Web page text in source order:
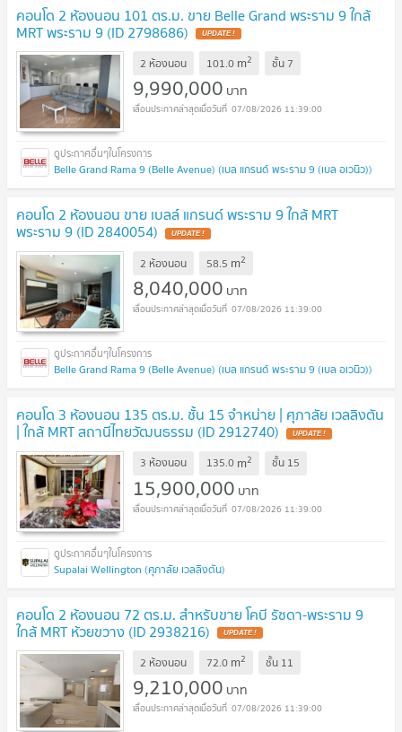
คอนโด 2 ห้องนอน 101 ตร.ม. ขาย Belle Grand พระราม 9 ใกล้
MRT พระราม 9 (ID 2798686) UPDATE !
2 ห้องนอน 101.0 m2 ชั้น 7
9,990,000 บาท
07/08/2026 11:39:00
Belle Grand Rama 9 (Belle Avenue) (เบล แกรนด์ พระราม 9 (เบล อเวนิว))
คอนโด 2 ห้องนอน ขาย เบลล์ แกรนด์ พระราม 9 ใกล้ MRT
พระราม 9 (ID 2840054) UPDATE !
2 ห้องนอน 58.5 m2
8,040,000 บาท
07/08/2026 11:39:00
Belle Grand Rama 9 (Belle Avenue) (เบล แกรนด์ พระราม 9 (เบล อเวนิว))
คอนโด 3 ห้องนอน 135 ตร.ม. ชั้น 15 จำหน่าย | ศุภาลัย เวลลิงตัน
| ใกล้ MRT สถานีไทยวัฒนธรรม (ID 2912740) UPDATE !
3 ห้องนอน 135.0 m2 ชั้น 15
15,900,000 บาท
07/08/2026 11:39:00
Supalai Wellington (ศุภาลัย เวลลิงตัน)
คอนโด 2 ห้องนอน 72 ตร.ม. สำหรับขาย โคบี รัชดา-พระราม 9
ใกล้ MRT ห้วยขวาง (ID 2938216) UPDATE !
2 ห้องนอน 72.0 m2 ชั้น 11
9,210,000 บาท
07/08/2026 11:39:00